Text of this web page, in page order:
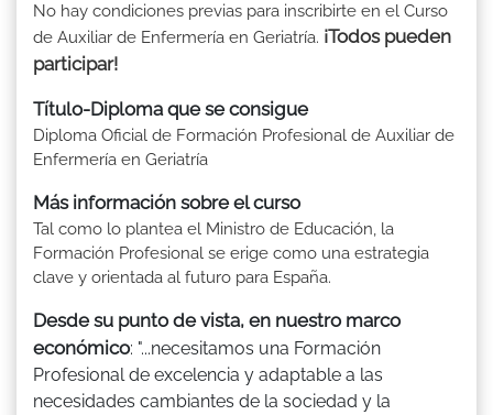
No hay condiciones previas para inscribirte en el Curso
de Auxiliar de Enfermería en Geriatría. ¡Todos pueden
participar!
Título-Diploma que se consigue
Diploma Oficial de Formación Profesional de Auxiliar de
Enfermería en Geriatría
Más información sobre el curso
Tal como lo plantea el Ministro de Educación, la
Formación Profesional se erige como una estrategia
clave y orientada al futuro para España.
Desde su punto de vista, en nuestro marco
económico: "...necesitamos una Formación
Profesional de excelencia y adaptable a las
necesidades cambiantes de la sociedad y la